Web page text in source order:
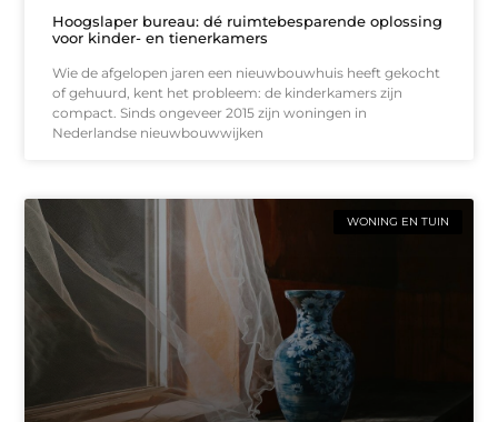
Hoogslaper bureau: dé ruimtebesparende oplossing
voor kinder- en tienerkamers
Wie de afgelopen jaren een nieuwbouwhuis heeft gekocht
of gehuurd, kent het probleem: de kinderkamers zijn
compact. Sinds ongeveer 2015 zijn woningen in
Nederlandse nieuwbouwwijken
WONING EN TUIN